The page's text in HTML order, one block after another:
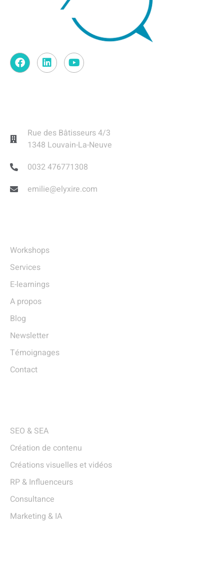
Rue des Bâtisseurs 4/3
1348 Louvain-La-Neuve
0032 476771308
emilie@elyxire.com
Workshops
Services
E-learnings
A propos
Blog
Newsletter
Témoignages
Contact
SEO & SEA
Création de contenu
Créations visuelles et vidéos
RP & Influenceurs
Consultance
Marketing & IA